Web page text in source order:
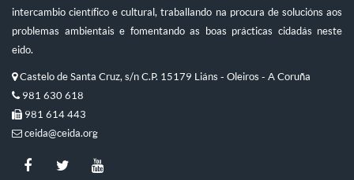
intercambio científico e cultural, traballando na procura de solucións aos
problemas ambientais e fomentando as boas prácticas cidadás neste
eido.
Castelo de Santa Cruz, s/n C.P. 15179 Liáns - Oleiros - A Coruña
981 630 618
981 614 443
ceida@ceida.org